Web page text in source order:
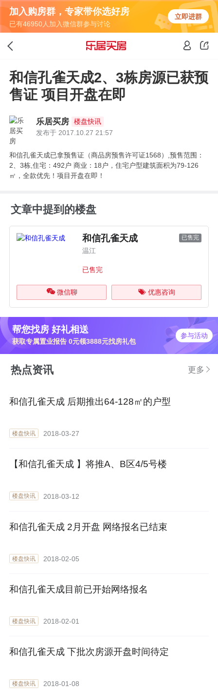
加入购房群，专家带你选好房
已有46950人加入微信群参与讨论
立即进群
和信孔雀天成2、3栋房源已获预
售证 项目开盘在即
乐居买房
楼盘快讯
发布于 2017.10.27 21:57
和信孔雀天成已拿预售证（商品房预售许可证1568）,预售范围：
2、3栋,住宅：492户 商业：18户，住宅户型建筑面积为79-126
㎡，全款优先！项目开盘在即！
文章中提到的楼盘
和信孔雀天成 已售完
温江
已售完
微信聊 优惠咨询
帮您找房 好礼相送
获取专属置业报告 0元领3888元找房礼包
参与活动
热点资讯 更多
和信孔雀天成 后期推出64-128㎡的户型
楼盘快讯 2018-03-27
【和信孔雀天成 】将推A、B区4/5号楼
楼盘快讯 2018-03-12
和信孔雀天成 2月开盘 网络报名已结束
楼盘快讯 2018-02-05
和信孔雀天成目前已开始网络报名
楼盘快讯 2018-02-01
和信孔雀天成 下批次房源开盘时间待定
楼盘快讯 2018-01-08